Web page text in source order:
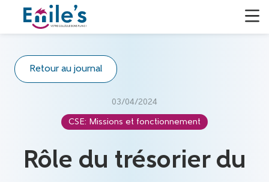
Retour au journal
03/04/2024
CSE: Missions et fonctionnement
Rôle du trésorier du